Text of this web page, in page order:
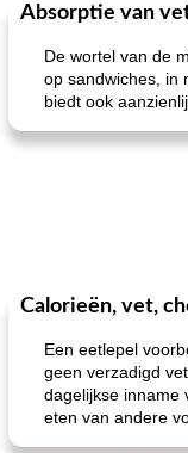
Absorptie van
De wortel van de
op sandwiches, in
biedt ook
Calorieën, vet,
Een eetlepel
geen verzadigd
dagelijkse inname
eten van andere